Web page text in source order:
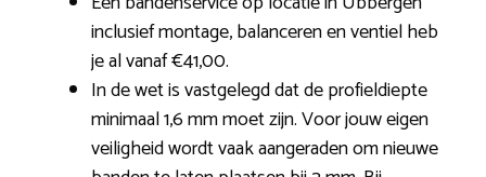
inclusief montage, balanceren en ventiel heb
je al vanaf €41,00.
In de wet is vastgelegd dat de profieldiepte
minimaal 1,6 mm moet zijn. Voor jouw eigen
veiligheid wordt vaak aangeraden om nieuwe